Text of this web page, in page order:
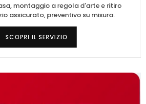
montaggio a regola d'arte e ritiro
assicurato, preventivo su misura.
SCOPRI IL SERVIZIO